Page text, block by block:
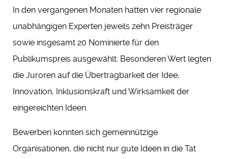
In den vergangenen Monaten hatten vier regionale
unabhängigen Experten jeweils zehn Preisträger
sowie insgesamt 20 Nominierte für den
Publikumspreis ausgewählt. Besonderen Wert legten
die Juroren auf die Übertragbarkeit der Idee,
Innovation, Inklusionskraft und Wirksamkeit der
eingereichten Ideen.
Bewerben konnten sich gemeinnützige
Organisationen, die nicht nur gute Ideen in die Tat